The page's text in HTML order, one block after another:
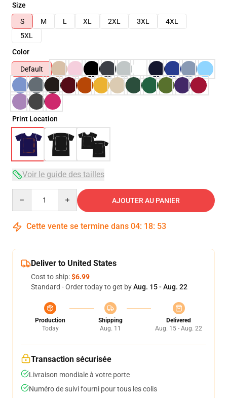
Size
S
M L XL 2XL 3XL
4XL
5XL
Color
Default
Print Location
Voir le guide des tailles
AJOUTER AU PANIER
Cette vente se termine dans 04: 18: 53
Deliver to United States
Cost to ship:$6.99
Standard - Order today to get byAug. 15 - Aug. 22
Production
Today
Shipping
Aug. 11
Delivered
Aug. 15 - Aug. 22
Transaction sécurisée
Livraison mondiale à votre porte
Numéro de suivi fourni pour tous les colis